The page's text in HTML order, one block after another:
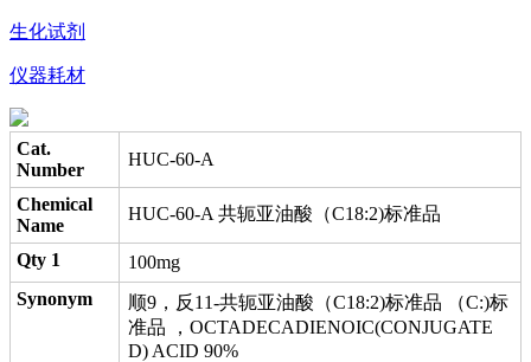
生化试剂
仪器耗材
Cat.
Number
HUC-60-A
Chemical
Name
HUC-60-A 共轭亚油酸（C18:2)标准品
Qty 1
100mg
Synonym
顺9，反11-共轭亚油酸（C18:2)标准品 （C:)标
准品 ，OCTADECADIENOIC(CONJUGATE
D) ACID 90%